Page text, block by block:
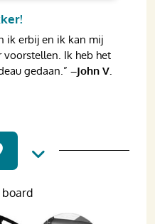
ik erbij en ik kan mij
voorstellen. Ik heb het
gedaan.” –John V.
board